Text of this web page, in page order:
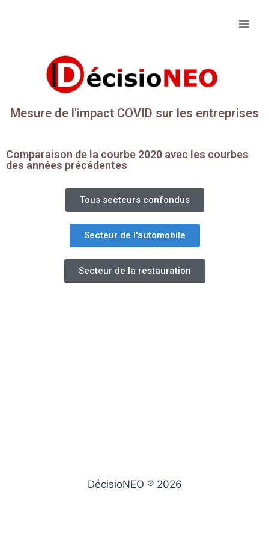
Mesure de l'impact COVID sur les entreprises
Comparaison de la courbe 2020 avec les courbes
des années précédentes
Tous secteurs confondus
Secteur de l'automobile
Secteur de la restauration
DécisioNEO ® 2026